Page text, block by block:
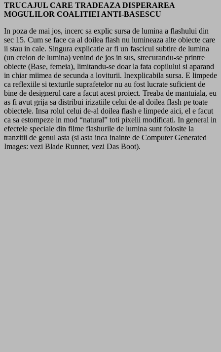
TRUCAJUL CARE TRADEAZA DISPERAREA
MOGULILOR COALITIEI ANTI-BASESCU
In poza de mai jos, incerc sa explic sursa de lumina a flashului din
sec 15. Cum se face ca al doilea flash nu lumineaza alte obiecte care
ii stau in cale. Singura explicatie ar fi un fascicul subtire de lumina
(un creion de lumina) venind de jos in sus, strecurandu-se printre
obiecte (Base, femeia), limitandu-se doar la fata copilului si aparand
in chiar miimea de secunda a loviturii. Inexplicabila sursa. E limpede
ca reflexiile si texturile suprafetelor nu au fost lucrate suficient de
bine de designerul care a facut acest proiect. Treaba de mantuiala, eu
as fi avut grija sa distribui irizatiile celui de-al doilea flash pe toate
obiectele. Insa rolul celui de-al doilea flash e limpede aici, el e facut
ca sa estompeze in mod “natural” toti pixelii modificati. In general in
efectele speciale din filme flashurile de lumina sunt folosite la
tranzitii de genul asta (si asta inca inainte de Computer Generated
Images: vezi Blade Runner, vezi Das Boot).